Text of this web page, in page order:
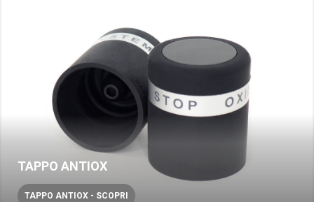
TAPPO ANTIOX
TAPPO ANTIOX - SCOPRI